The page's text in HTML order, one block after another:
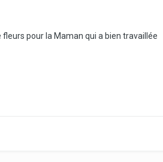
pour la Maman qui a bien travaillée